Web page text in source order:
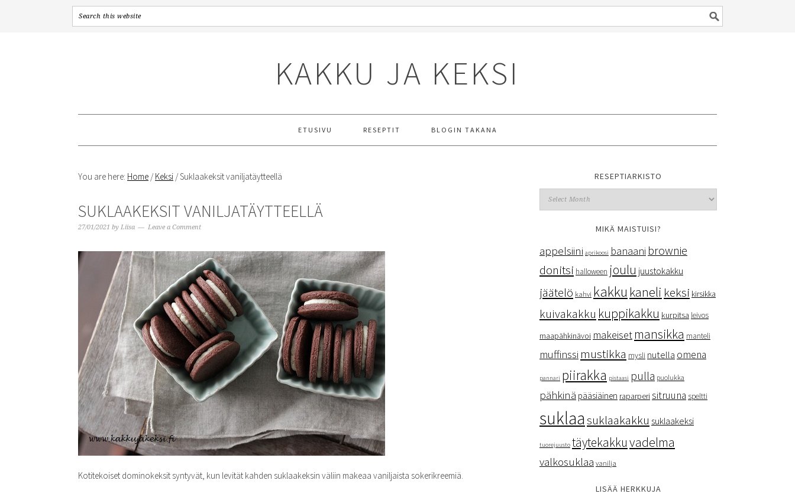
KAKKU JA KEKSI
ETUSIVU RESEPTIT BLOGIN TAKANA
You are here: Home / Keksi /Suklaakeksit vaniljatäytteellä
SUKLAAKEKSIT VANILJATÄYTTEELLÄ
27/01/2021 by Liisa Leave a Comment
Kotitekoiset dominokeksit syntyvät, kun levität kahden suklaakeksin väliin makeaa vaniljaista sokerikreemiä.
RESEPTIARKISTO
MIKÄ MAISTUISI?
appelsiini aprikoosi banaani brownie
donitsi halloween joulu juustokakku
jäätelö kahvi kakku kaneli keksi kirsikka
kuivakakku kuppikakku kurpitsa leivos
maapähkinävoi makeiset mansikka manteli
muffinssi mustikka mysli nutella omena
pannari piirakka pistaasi pulla puolukka
pähkinä pääsiäinen raparperi sitruuna speltti
suklaasuklaakakku suklaakeksi
tuorejuusto täytekakkuvadelma
valkosuklaa vanilja
LISÄÄ HERKKUJA